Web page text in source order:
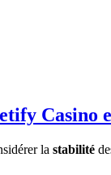
Casino
la stabilité